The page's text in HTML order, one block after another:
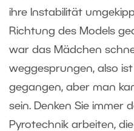
ihre Instabilität
Richtung des Models
war das Mädchen
weggesprungen, also
gegangen, aber man
sein. Denken Sie immer
Pyrotechnik arbeiten,